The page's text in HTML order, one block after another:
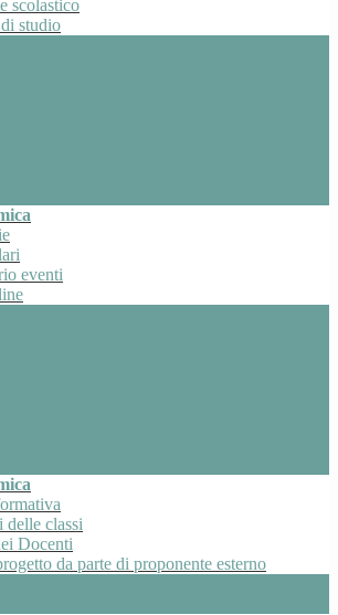
scolastico
studio
eventi
delle classi
Docenti
da parte di proponente esterno